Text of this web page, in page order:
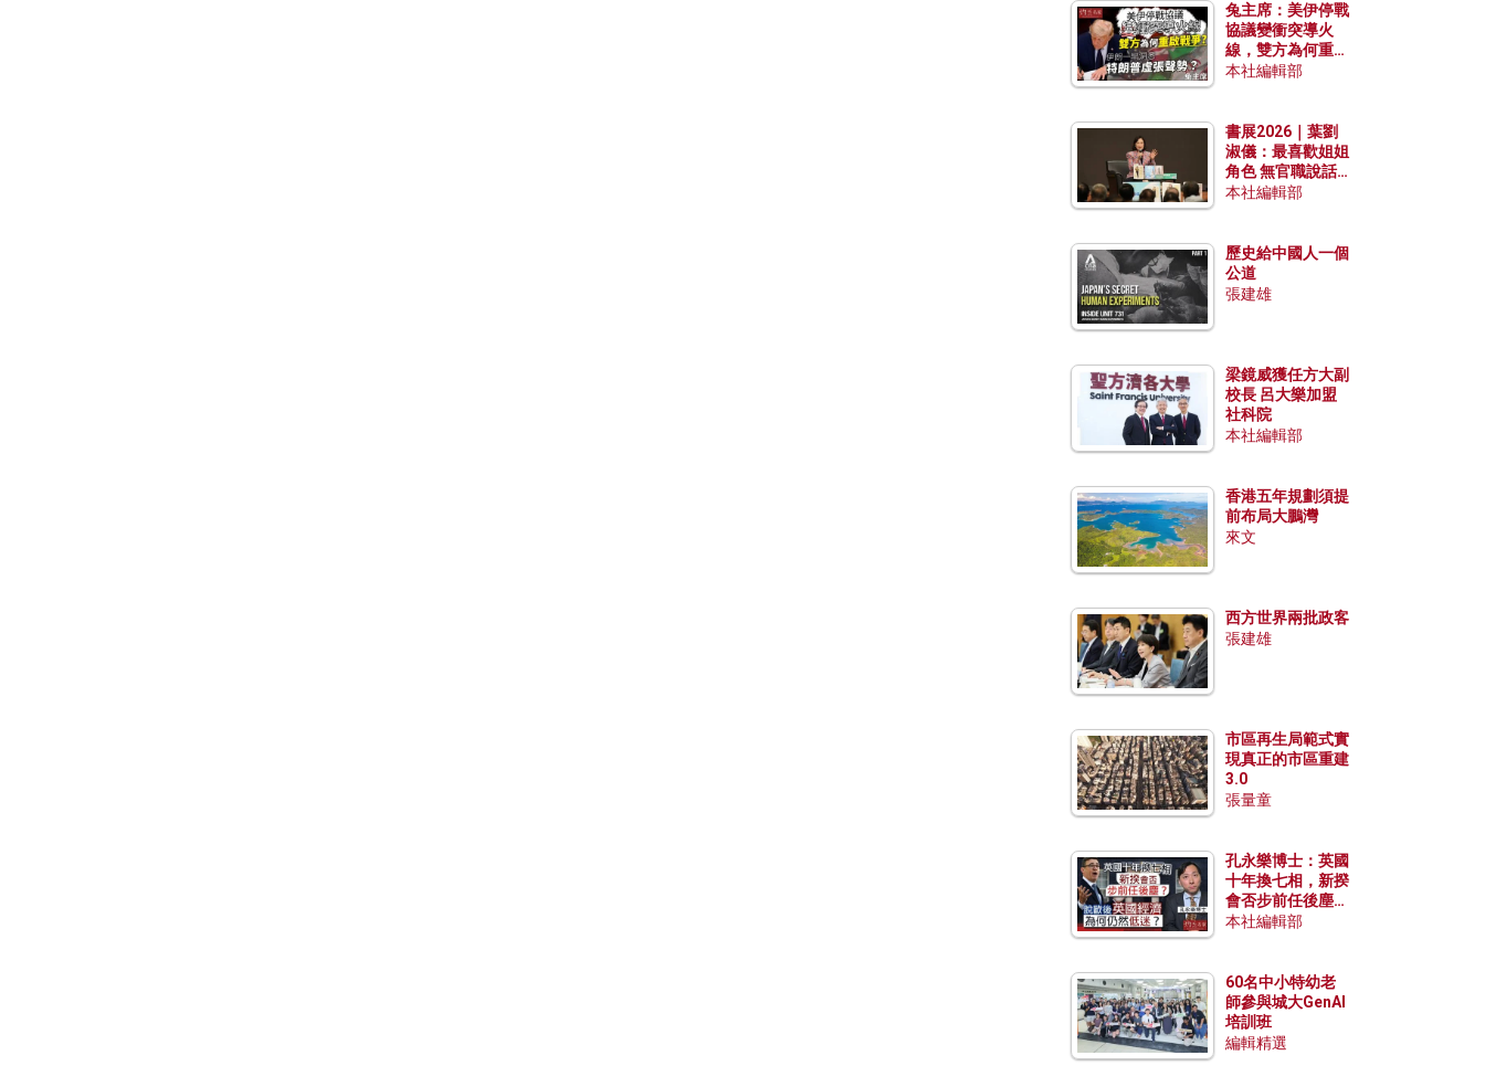
兔主席：美伊停戰
協議變衝突導火
線，雙方為何重啟
戰爭？伊朗一早洞
本社編輯部
書展2026｜葉劉
淑儀：最喜歡姐姐
角色 無官職說話
包袱少
本社編輯部
歷史給中國人一個
公道
張建雄
梁鏡威獲任方大副
校長 呂大樂加盟
社科院
本社編輯部
香港五年規劃須提
前布局大鵬灣
來文
西方世界兩批政客
張建雄
市區再生局範式實
現真正的市區重建
3.0
張量童
孔永樂博士：英國
十年換七相，新揆
會否步前任後塵？
脫歐後英國經濟為
本社編輯部
60名中小特幼老
師參與城大GenAI
培訓班
編輯精選